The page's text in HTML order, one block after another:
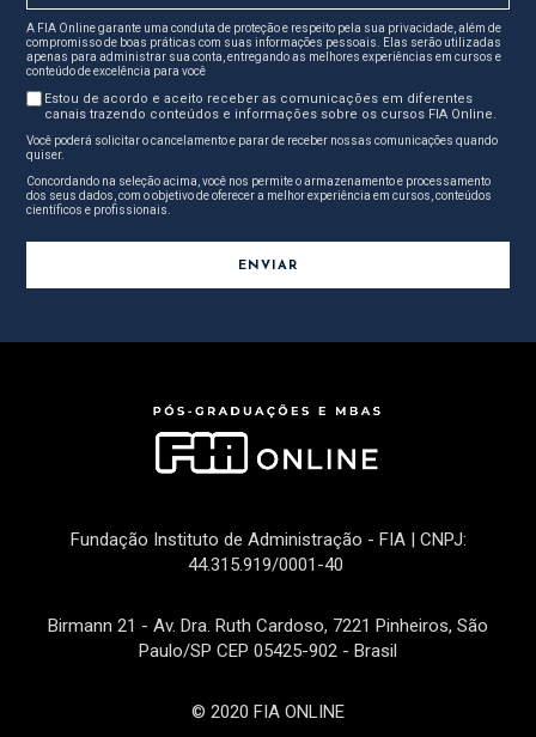
A FIA Online garante uma conduta de proteção e respeito pela sua privacidade, além de
compromisso de boas práticas com suas informações pessoais. Elas serão utilizadas
apenas para administrar sua conta, entregando as melhores experiências em cursos e
conteúdo de excelência para você
Estou de acordo e aceito receber as comunicações em diferentes
canais trazendo conteúdos e informações sobre os cursos FIA Online.
Você poderá solicitar o cancelamento e parar de receber nossas comunicações quando
quiser.
Concordando na seleção acima, você nos permite o armazenamento e processamento
dos seus dados, com o objetivo de oferecer a melhor experiência em cursos, conteúdos
científicos e profissionais.
Fundação Instituto de Administração - FIA | CNPJ:
44.315.919/0001-40
Birmann 21 - Av. Dra. Ruth Cardoso, 7221 Pinheiros, São
Paulo/SP CEP 05425-902 - Brasil
© 2020 FIA ONLINE